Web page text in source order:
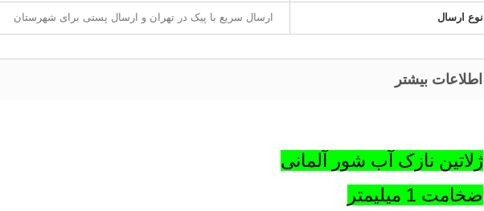
نوع ارسال ارسال سریع با پیک در تهران و ارسال پستی برای شهرستان
اطلاعات بیشتر
ژلاتین نازک آب شور آلمانی
ضخامت 1 میلیمتر